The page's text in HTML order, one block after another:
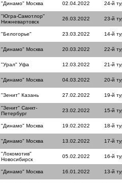
"Динамо" Москва 02.04.2022 24-й
"Югра-Самотлор"
Нижневартовск
26.03.2022 23-й
"Белогорье" 23.03.2022 14-й
"Динамо" Москва 20.03.2022 22-й
"Урал" Уфа 12.03.2022 21-й
"Динамо" Москва 04.03.2022 20-й
"Зенит" Казань 27.02.2022 19-й
"Зенит" Санкт-
Петербург
23.02.2022 15-й
"Динамо" Москва 19.02.2022 18-й
"Динамо" Москва 13.02.2022 17-й
"Локомотив"
Новосибирск
05.02.2022 16-й
"Динамо" Москва 16.01.2022 13-й